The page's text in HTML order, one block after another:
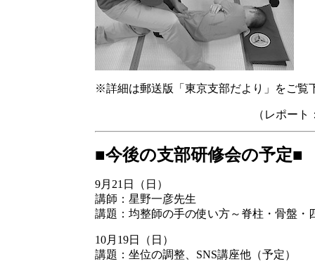
※詳細は郵送版「東京支部だより」をご覧
（レポート
■今後の支部研修会の予定■
9月21日（日）
講師：星野一彦先生
講題：均整師の手の使い方～脊柱・骨盤・
10月19日（日）
講題：坐位の調整、SNS講座他（予定）